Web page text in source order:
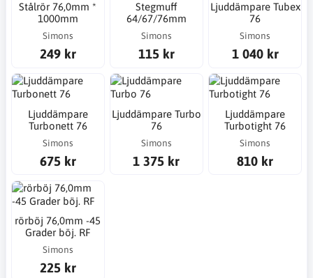
Stålrör 76,0mm *
1000mm
Simons
249 kr
Stegmuff
64/67/76mm
Simons
115 kr
Ljuddämpare Tubex
76
Simons
1 040 kr
Ljuddämpare
Turbonett 76
Simons
675 kr
Ljuddämpare Turbo
76
Simons
1 375 kr
Ljuddämpare
Turbotight 76
Simons
810 kr
rörböj 76,0mm -45
Grader böj. RF
Simons
225 kr